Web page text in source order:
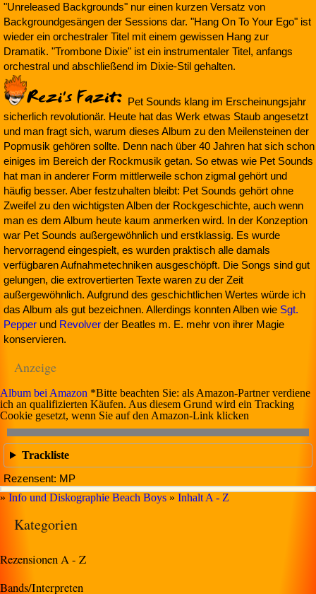
"Unreleased Backgrounds" nur einen kurzen Versatz von
Backgroundgesängen der Sessions dar. "Hang On To Your Ego" ist
wieder ein orchestraler Titel mit einem gewissen Hang zur
Dramatik. "Trombone Dixie" ist ein instrumentaler Titel, anfangs
orchestral und abschließend im Dixie-Stil gehalten.
Pet Sounds klang im Erscheinungsjahr
sicherlich revolutionär. Heute hat das Werk etwas Staub angesetzt
und man fragt sich, warum dieses Album zu den Meilensteinen der
Popmusik gehören sollte. Denn nach über 40 Jahren hat sich schon
einiges im Bereich der Rockmusik getan. So etwas wie Pet Sounds
hat man in anderer Form mittlerweile schon zigmal gehört und
häufig besser. Aber festzuhalten bleibt: Pet Sounds gehört ohne
Zweifel zu den wichtigsten Alben der Rockgeschichte, auch wenn
man es dem Album heute kaum anmerken wird. In der Konzeption
war Pet Sounds außergewöhnlich und erstklassig. Es wurde
hervorragend eingespielt, es wurden praktisch alle damals
verfügbaren Aufnahmetechniken ausgeschöpft. Die Songs sind gut
gelungen, die extrovertierten Texte waren zu der Zeit
außergewöhnlich. Aufgrund des geschichtlichen Wertes würde ich
das Album als gut bezeichnen. Allerdings konnten Alben wie Sgt.
Pepper und Revolver der Beatles m. E. mehr von ihrer Magie
konservieren.
Anzeige
Album bei Amazon *Bitte beachten Sie: als Amazon-Partner verdiene
ich an qualifizierten Käufen. Aus diesem Grund wird ein Tracking
Cookie gesetzt, wenn Sie auf den Amazon-Link klicken
Trackliste
Rezensent: MP
» Info und Diskographie Beach Boys » Inhalt A - Z
Kategorien
Rezensionen A - Z
Bands/Interpreten